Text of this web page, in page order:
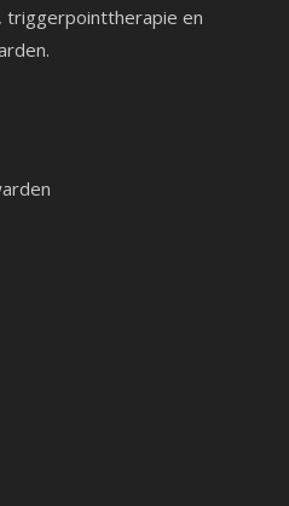
triggerpointtherapie en